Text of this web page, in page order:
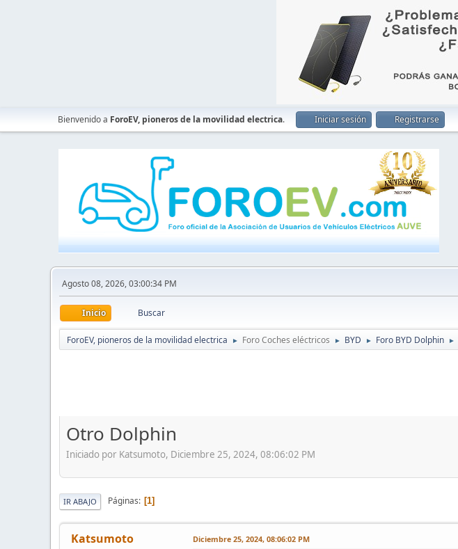
Bienvenido a ForoEV, pioneros de la movilidad electrica. Iniciar sesión Registrarse
Agosto 08, 2026, 03:00:34 PM
Inicio Buscar
ForoEV, pioneros de la movilidad electrica ► Foro Coches eléctricos ► BYD ► Foro BYD Dolphin ►
Otro Dolphin
Iniciado por Katsumoto, Diciembre 25, 2024, 08:06:02 PM
IR ABAJO Páginas 1
Katsumoto Diciembre 25, 2024, 08:06:02 PM